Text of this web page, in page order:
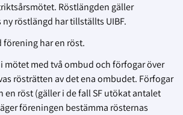
Röstlängden gäller
röstlängd har tillställts UIBF.
har en röst.
mötet med två ombud och förfogar över
rösträtten av det ena ombudet. Förfogar
en röst (gäller i de fall SF utökat antalet
föreningen bestämma rösternas